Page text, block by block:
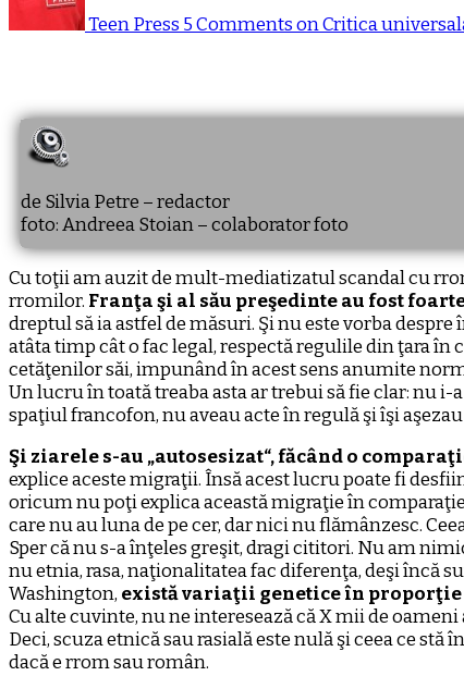
Teen Press 5 Commentson Critica
de Silvia Petre – redactor
foto: Andreea Stoian – colaborator foto
Cu toţii am auzit de mult-mediatizatul scandal cu
rromilor. Franţa şi al său preşedinte au fost
dreptul să ia astfel de măsuri. Şi nu este vorba
atâta timp cât o fac legal, respectă regulile din ţara
cetăţenilor săi, impunând în acest sens anumite
Un lucru în toată treaba asta ar trebui să fie clar: nu
spaţiul francofon, nu aveau acte în regulă şi îşi
Şi ziarele s-au „autosesizat“, făcând o
explice aceste migraţii. Însă acest lucru poate fi
oricum nu poţi explica această migraţie în
care nu au luna de pe cer, dar nici nu flămânzesc.
Sper că nu s-a înţeles greşit, dragi cititori. Nu am
nu etnia, rasa, naţionalitatea fac diferenţa, deşi încă
Washington, există variaţii genetice în proporţie
Cu alte cuvinte, nu ne interesează că X mii de
Deci, scuza etnică sau rasială este nulă şi ceea ce
dacă e rrom sau român.